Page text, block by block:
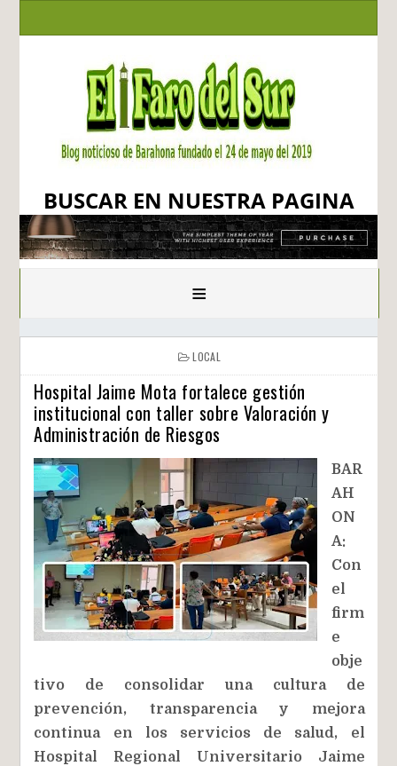
BUSCAR EN NUESTRA PAGINA
≡
LOCAL
Hospital Jaime Mota fortalece gestión
institucional con taller sobre Valoración y
Administración de Riesgos
BAR
AH
ON
A:
Con
el
firm
e
obje
tivo de consolidar una cultura de
prevención, transparencia y mejora
continua en los servicios de salud, el
Hospital Regional Universitario Jaime